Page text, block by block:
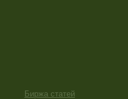
Биржа статей